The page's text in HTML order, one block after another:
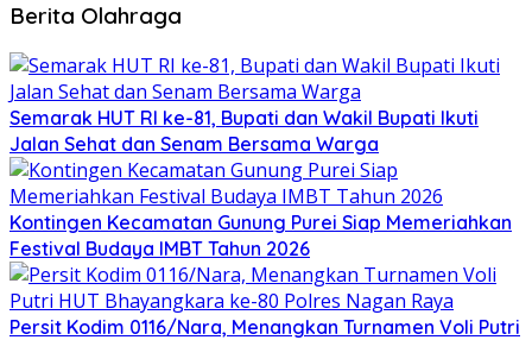
Berita Olahraga
Semarak HUT RI ke-81, Bupati dan Wakil Bupati Ikuti
Jalan Sehat dan Senam Bersama Warga
Kontingen Kecamatan Gunung Purei Siap Memeriahkan
Festival Budaya IMBT Tahun 2026
Persit Kodim 0116/Nara, Menangkan Turnamen Voli Putri